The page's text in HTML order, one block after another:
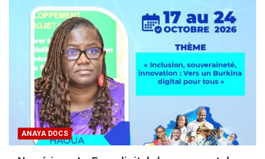
ANAYA DOCS